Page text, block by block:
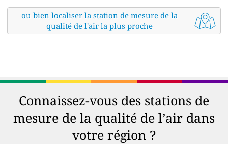
ou bien localiser la station de mesure de la
qualité de l'air la plus proche
Connaissez-vous des stations de
mesure de la qualité de l’air dans
votre région ?